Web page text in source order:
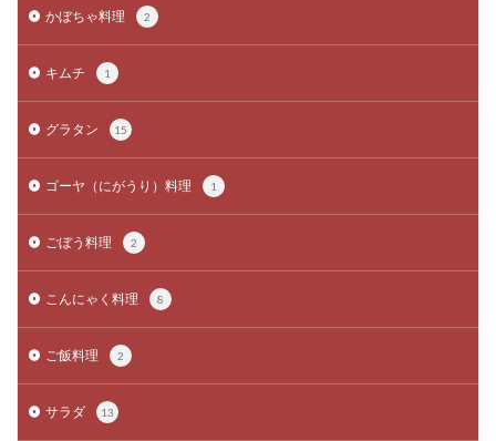
かぼちゃ料理 2
キムチ 1
グラタン 15
ゴーヤ（にがうり）料理 1
ごぼう料理 2
こんにゃく料理 8
ご飯料理 2
サラダ 13